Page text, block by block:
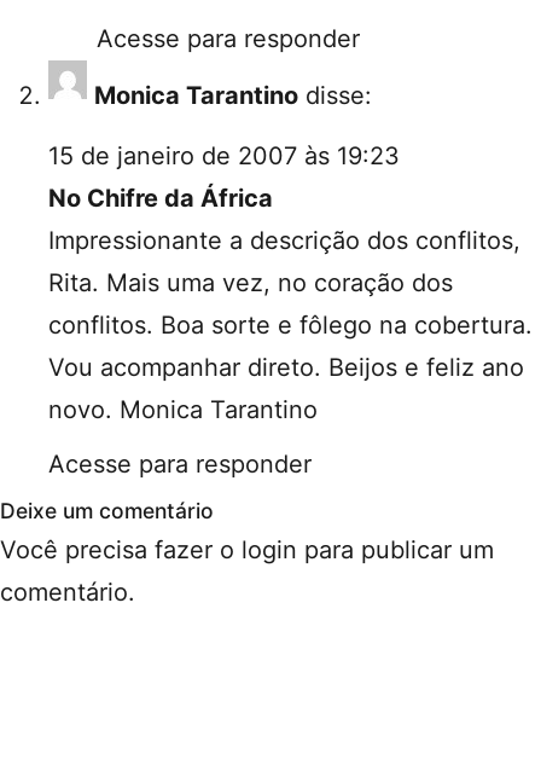
Acesse para responder
Monica Tarantino disse:
15 de janeiro de 2007 às 19:23
No Chifre da África
Impressionante a descrição dos conflitos,
Rita. Mais uma vez, no coração dos
conflitos. Boa sorte e fôlego na cobertura.
Vou acompanhar direto. Beijos e feliz ano
novo. Monica Tarantino
Acesse para responder
Deixe um comentário
Você precisa fazer o login para publicar um
comentário.